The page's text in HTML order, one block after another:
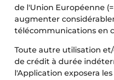
de l'Union Européenne
augmenter
télécommunications en
Toute autre utilisation
de crédit à durée
l'Application exposera